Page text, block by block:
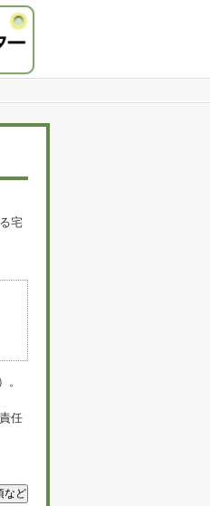
宅
。
任